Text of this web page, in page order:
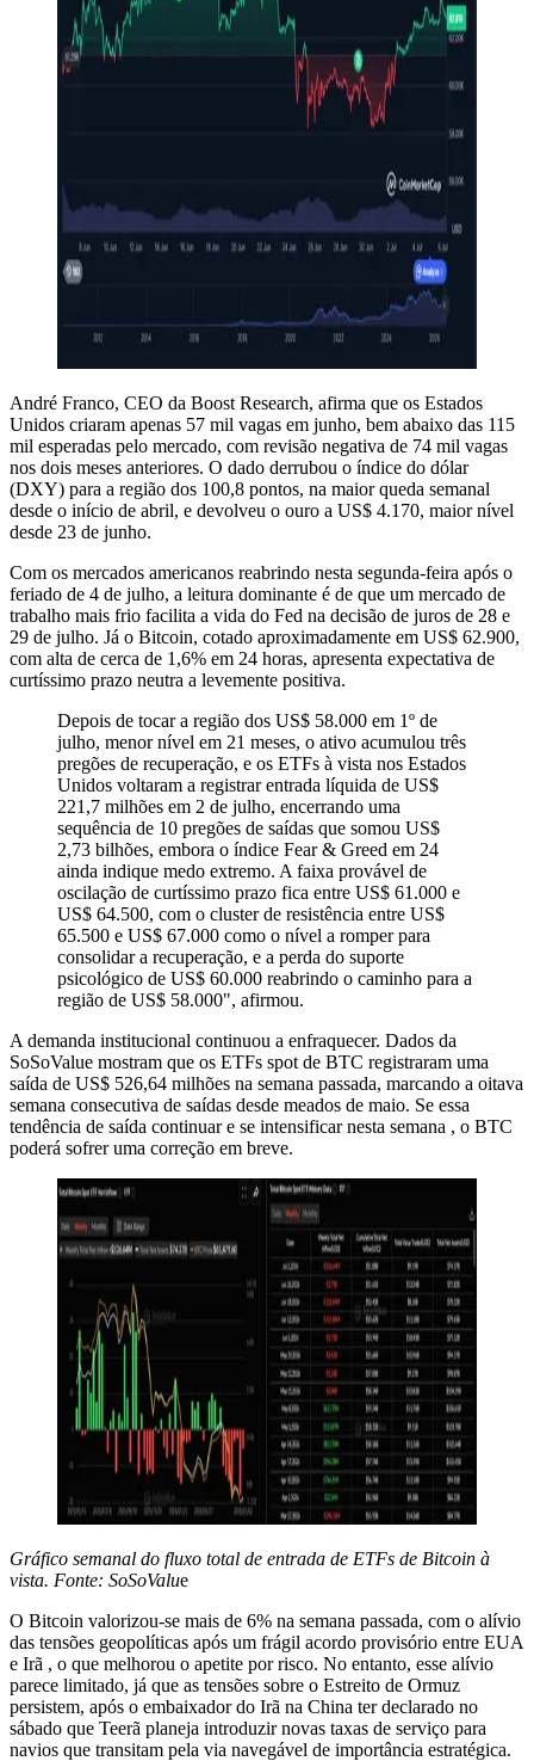
André Franco, CEO da Boost Research, afirma que os Estados
Unidos criaram apenas 57 mil vagas em junho, bem abaixo das 115
mil esperadas pelo mercado, com revisão negativa de 74 mil vagas
nos dois meses anteriores. O dado derrubou o índice do dólar
(DXY) para a região dos 100,8 pontos, na maior queda semanal
desde o início de abril, e devolveu o ouro a US$ 4.170, maior nível
desde 23 de junho.
Com os mercados americanos reabrindo nesta segunda-feira após o
feriado de 4 de julho, a leitura dominante é de que um mercado de
trabalho mais frio facilita a vida do Fed na decisão de juros de 28 e
29 de julho. Já o Bitcoin, cotado aproximadamente em US$ 62.900,
com alta de cerca de 1,6% em 24 horas, apresenta expectativa de
curtíssimo prazo neutra a levemente positiva.
Depois de tocar a região dos US$ 58.000 em 1º de
julho, menor nível em 21 meses, o ativo acumulou três
pregões de recuperação, e os ETFs à vista nos Estados
Unidos voltaram a registrar entrada líquida de US$
221,7 milhões em 2 de julho, encerrando uma
sequência de 10 pregões de saídas que somou US$
2,73 bilhões, embora o índice Fear & Greed em 24
ainda indique medo extremo. A faixa provável de
oscilação de curtíssimo prazo fica entre US$ 61.000 e
US$ 64.500, com o cluster de resistência entre US$
65.500 e US$ 67.000 como o nível a romper para
consolidar a recuperação, e a perda do suporte
psicológico de US$ 60.000 reabrindo o caminho para a
região de US$ 58.000", afirmou.
A demanda institucional continuou a enfraquecer. Dados da
SoSoValue mostram que os ETFs spot de BTC registraram uma
saída de US$ 526,64 milhões na semana passada, marcando a oitava
semana consecutiva de saídas desde meados de maio. Se essa
tendência de saída continuar e se intensificar nesta semana , o BTC
poderá sofrer uma correção em breve.
Gráfico semanal do fluxo total de entrada de ETFs de Bitcoin à
vista. Fonte: SoSoValue
O Bitcoin valorizou-se mais de 6% na semana passada, com o alívio
das tensões geopolíticas após um frágil acordo provisório entre EUA
e Irã , o que melhorou o apetite por risco. No entanto, esse alívio
parece limitado, já que as tensões sobre o Estreito de Ormuz
persistem, após o embaixador do Irã na China ter declarado no
sábado que Teerã planeja introduzir novas taxas de serviço para
navios que transitam pela via navegável de importância estratégica.